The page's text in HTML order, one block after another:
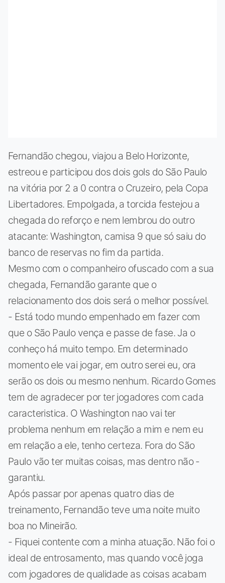
Fernandão chegou, viajou a Belo Horizonte,
estreou e participou dos dois gols do São Paulo
na vitória por 2 a 0 contra o Cruzeiro, pela Copa
Libertadores. Empolgada, a torcida festejou a
chegada do reforço e nem lembrou do outro
atacante: Washington, camisa 9 que só saiu do
banco de reservas no fim da partida.
Mesmo com o companheiro ofuscado com a sua
chegada, Fernandão garante que o
relacionamento dos dois será o melhor possível.
- Está todo mundo empenhado em fazer com
que o São Paulo vença e passe de fase. Ja o
conheço há muito tempo. Em determinado
momento ele vai jogar, em outro serei eu, ora
serão os dois ou mesmo nenhum. Ricardo Gomes
tem de agradecer por ter jogadores com cada
caracteristica. O Washington nao vai ter
problema nenhum em relação a mim e nem eu
em relação a ele, tenho certeza. Fora do São
Paulo vão ter muitas coisas, mas dentro não -
garantiu.
Após passar por apenas quatro dias de
treinamento, Fernandão teve uma noite muito
boa no Mineirão.
- Fiquei contente com a minha atuação. Não foi o
ideal de entrosamento, mas quando você joga
com jogadores de qualidade as coisas acabam